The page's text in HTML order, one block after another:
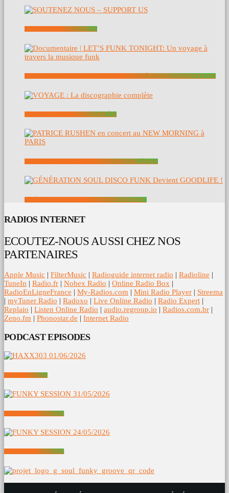
SOUTENEZ NOUS – SUPPORT US
DOCUMENTAIRE | LET’S FUNK TONIGHT: UN VOYAGE À TRAVERS LA MUSIQUE FUNK
VOYAGE : LA DISCOGRAPHIE COMPLÈTE
PATRICE RUSHEN EN CONCERT AU NEW MORNING À PARIS
GÉNÉRATION SOUL DISCO FUNK DEVIENT GOODLIFE !
RADIOS INTERNET
ECOUTEZ-NOUS AUSSI CHEZ NOS
PARTENAIRES
Apple Music | FilterMusic | Radioguide internet radio | Radioline |
TuneIn | Radio.fr | Nobex Radio | Online Radio Box |
RadioEnLigneFrance | My-Radios.com | Mini Radio Player | Streema
| myTuner Radio | Radoxo | Live Online Radio | Radio Expert |
Replaio | Listen Online Radio | audio.regroup.io | Radios.com.br |
Zeno.fm | Phonostar.de | Internet Radio
PODCAST EPISODES
HAXX303 01/06/2026
FUNKY SESSION 31/05/2026
FUNKY SESSION 24/05/2026